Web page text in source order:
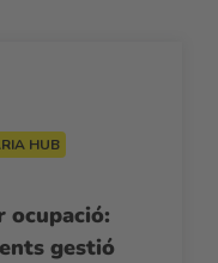
HUB
ocupació:
gestió